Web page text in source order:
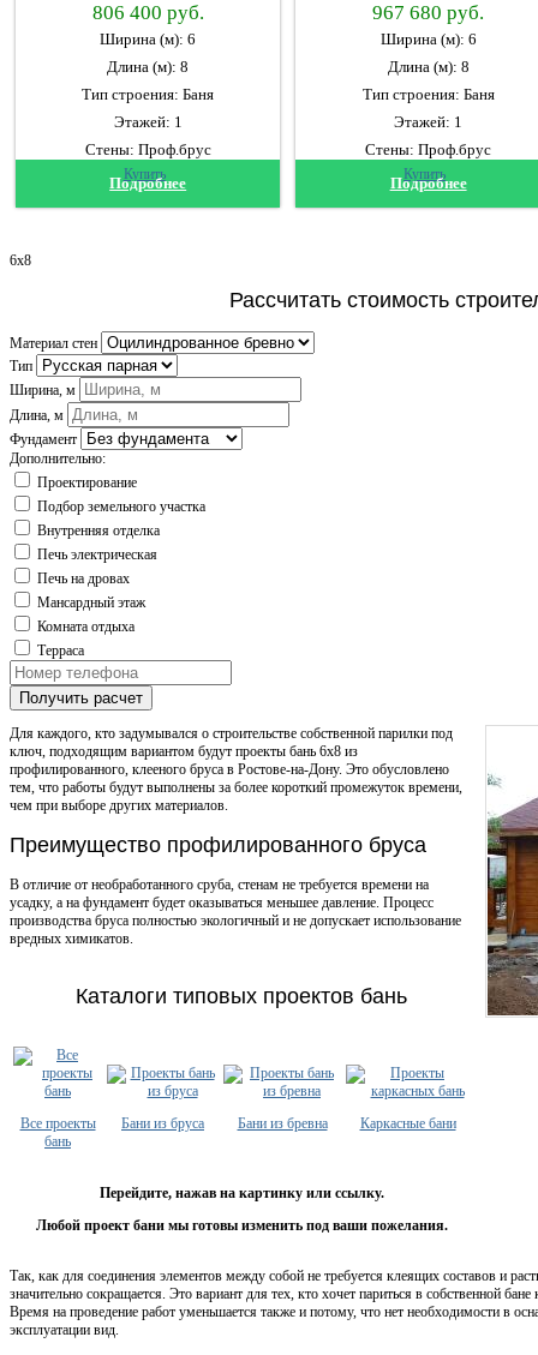
806 400 руб.
Ширина (м): 6
Длина (м): 8
Тип строения: Баня
Этажей: 1
Стены: Проф.брус
Купить
Подробнее
967 680 руб.
Ширина (м): 6
Длина (м): 8
Тип строения: Баня
Этажей: 1
Стены: Проф.брус
Купить
Подробнее
6x8
Рассчитать стоимость
Материал стен
Тип
Ширина, м
Длина, м
Фундамент
Дополнительно:
Проектирование
Подбор земельного участка
Внутренняя отделка
Печь электрическая
Печь на дровах
Мансардный этаж
Комната отдыха
Терраса
Получить расчет
Для каждого, кто задумывался о строительстве собственной парилки под
ключ, подходящим вариантом будут проекты бань 6х8 из
профилированного, клееного бруса в Ростове-на-Дону. Это обусловлено
тем, что работы будут выполнены за более короткий промежуток времени,
чем при выборе других материалов.
Преимущество профилированного бруса
В отличие от необработанного сруба, стенам не требуется времени на
усадку, а на фундамент будет оказываться меньшее давление. Процесс
производства бруса полностью экологичный и не допускает использование
вредных химикатов.
Каталоги типовых проектов бань
Все проекты
бань
Бани из бруса Бани из бревна Каркасные бани
Перейдите, нажав на картинку или ссылку.
Любой проект бани мы готовы изменить под ваши пожелания.
Так, как для соединения элементов между собой не требуется клеящих составов и
значительно сокращается. Это вариант для тех, кто хочет париться в собственной
Время на проведение работ уменьшается также и потому, что нет необходимости в
эксплуатации вид.